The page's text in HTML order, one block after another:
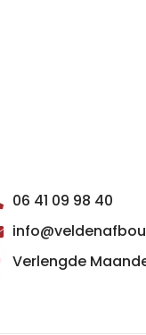
06 41 09 98 40
Verlengde